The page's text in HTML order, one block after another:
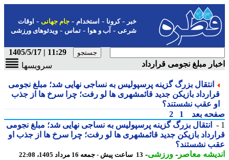
-کرونا-استخدام- جام جهانی-اوقات
شرعی-آب و هوا-تماس-ویدئوهای ورزشی
11:29 | 1405/5/17
مبلغ نجومی قرارداد
سرویسها
انتقال بزرگ گزینه پرسپولیس به نساجی نهایی شد؛ مبلغ نجومی
بازیکن جدید قائمشهری ها لو رفت؛ چرا سرخ ها از جذب
عقب نشستند؟
بعد
1
2
انتقال بزرگ گزینه پرسپولیس به نساجی نهایی شد؛ مبلغ نجومی
بازیکن جدید قائمشهری ها لو رفت؛ چرا سرخ ها از جذب او
نشستند؟
معاصر-ورزشی-13 ساعت پیش - جمعه 16 مرداد 1405، 22:08